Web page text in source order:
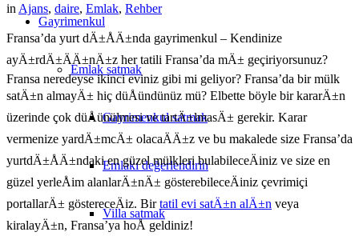
Gayrimenkul
Emlak satmak
Gayrimenkul satmak
Emlakı değerlendirin
Villa satmak
in Ajans, daire, Emlak, Rehber
Fransa’da yurt dÄ±ÅÄ±nda gayrimenkul – Kendinize
ayÄ±rdÄ±ÄÄ±nÄ±z her tatili Fransa’da mÄ± geçiriyorsunuz?
Fransa neredeyse ikinci eviniz gibi mi geliyor? Fransa’da bir mülk
satÄ±n almayÄ± hiç düÅündünüz mü? Elbette böyle bir kararÄ±n
üzerinde çok düÅünülmesi ve tartÄ±lmasÄ± gerekir. Karar
vermenize yardÄ±mcÄ± olacaÄÄ±z ve bu makalede size Fransa’da
yurtdÄ±ÅÄ±ndaki en güzel mülkleri bulabileceÄiniz ve size en
güzel yerleÅim alanlarÄ±nÄ± gösterebileceÄiniz çevrimiçi
portallarÄ± göstereceÄiz. Birtatil evi satÄ±n alÄ±n veya
kiralayÄ±n, Fransa’ya hoÅ geldiniz!